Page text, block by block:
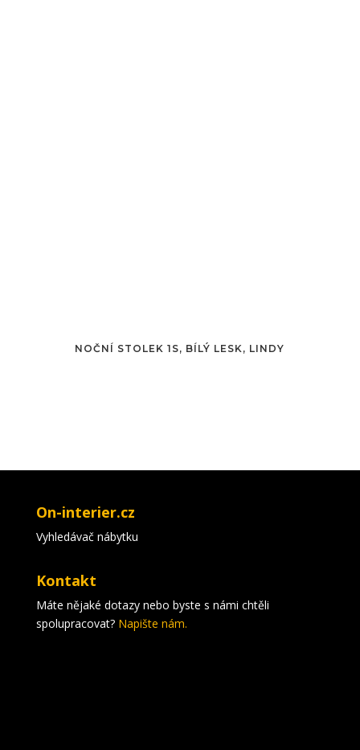
NOČNÍ STOLEK 1S, BÍLÝ LESK, LINDY
On-interier.cz
Vyhledávač nábytku
Kontakt
Máte nějaké dotazy nebo byste s námi chtěli
spolupracovat? Napište nám.